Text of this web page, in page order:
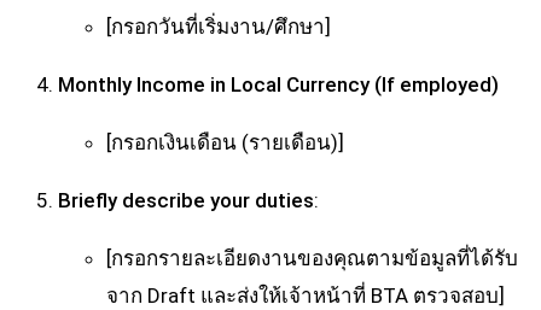
[กรอกวันที่เริ่มงาน/ศึกษา]
Monthly Income in Local Currency (If employed)
[กรอกเงินเดือน (รายเดือน)]
Briefly describe your duties:
[กรอกรายละเอียดงานของคุณตามข้อมูลที่ได้รับ
จาก Draft และส่งให้เจ้าหน้าที่ BTA ตรวจสอบ]